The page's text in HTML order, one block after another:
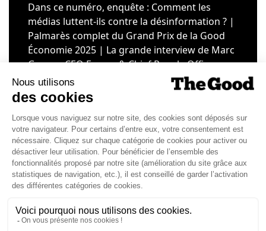
Dans ce numéro, enquête : Comment les
médias luttent-ils contre la désinformation ? |
Palmarès complet du Grand Prix de la Good
Économie 2025 | La grande interview de Marc
Gomes, CEO France & Chief People Officer
EMEA chez The Adecco Group
J'ACHÈTE LE NUMÉRO
JE M'ABONNE 1 AN - 4 NUM.
JE DÉCOUVRE LES NUMÉROS PRÉCÉDENTS